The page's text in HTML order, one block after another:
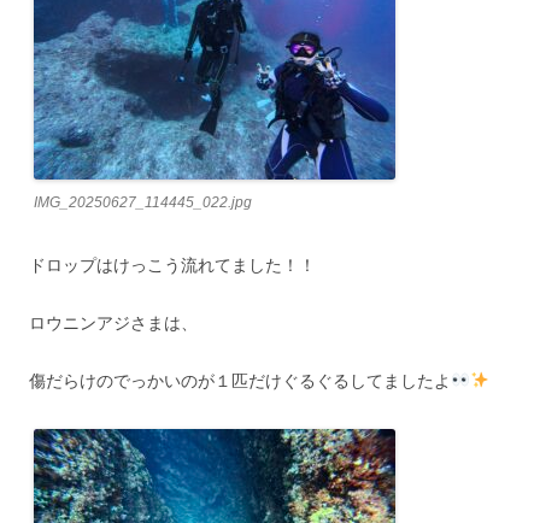
IMG_20250627_114445_022.jpg
ドロップはけっこう流れてました！！
ロウニンアジさまは、
傷だらけのでっかいのが１匹だけぐるぐるしてましたよ